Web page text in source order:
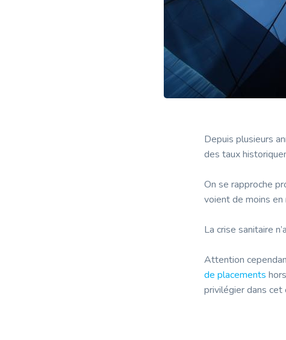
Depuis plusieurs
des taux
On se rapproche
voient de moins en
La crise sanitaire
Attention
de placements
privilégier dans cet